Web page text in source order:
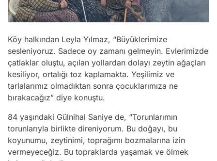
Köy halkından Leyla Yılmaz, “Büyüklerimize
sesleniyoruz. Sadece oy zamanı gelmeyin. Evlerimizde
çatlaklar oluştu, açılan yollardan dolayı zeytin ağaçları
kesiliyor, ortalığı toz kaplamakta. Yeşilimiz ve
tarlalarımız olmadıktan sonra çocuklarımıza ne
bırakacağız” diye konuştu.
84 yaşındaki Gülnihal Saniye de, “Torunlarımın
torunlarıyla birlikte direniyorum. Bu doğayı, bu
koyunumu, zeytinimi, toprağımı bozmalarına izin
vermeyeceğiz. Bu topraklarda yaşamak ve ölmek